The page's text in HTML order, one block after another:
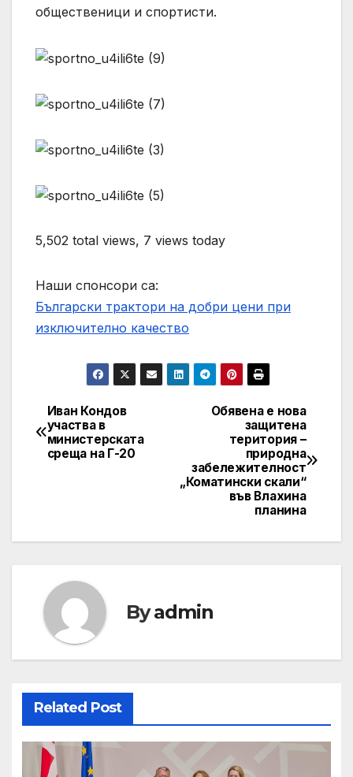
общественици и спортисти.
5,502 total views, 7 views today
Наши спонсори са:
Български трактори на добри цени при
изключително качество
Post
navigation
Обявена е нова
защитена
територия –
природна
забележителност
„Коматински скали“
във Влахина
планина
Иван Кондов
участва в
министерската
среща на Г-20
Byadmin
Related Post